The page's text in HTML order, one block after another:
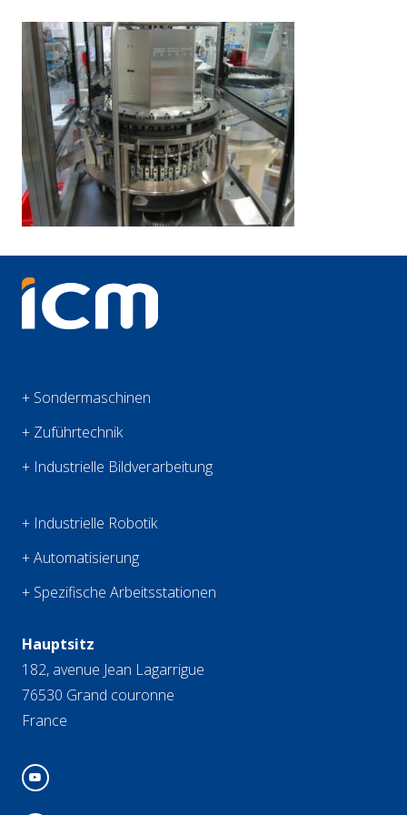
+ Sondermaschinen
+ Zuführtechnik
+ Industrielle Bildverarbeitung
+ Industrielle Robotik
+ Automatisierung
+ Spezifische Arbeitsstationen
Hauptsitz
182, avenue Jean Lagarrigue
76530 Grand couronne
France